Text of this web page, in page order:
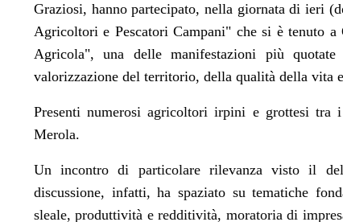
Graziosi, hanno partecipato, nella giornata di ieri
Agricoltori e Pescatori Campani" che si è tenuto
Agricola", una delle manifestazioni più
valorizzazione del territorio, della qualità della vita
Presenti numerosi agricoltori irpini e grottesi
Merola.
Un incontro di particolare rilevanza visto il
discussione, infatti, ha spaziato su tematiche
sleale, produttività e redditività, moratoria di